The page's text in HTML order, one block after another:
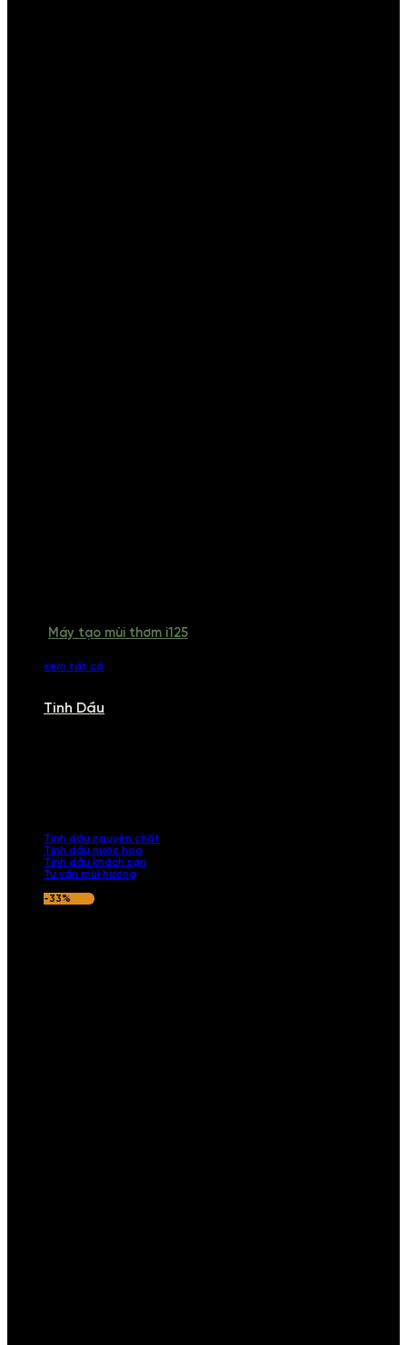
Máy tạo mùi thơm i125
xem tất cả
Tinh Dầu
Tinh dầu nguyên chất
Tinh dầu nước hoa
Tinh dầu khách sạn
Tư vấn mùi hương
-33%